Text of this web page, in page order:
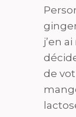
j’en
de